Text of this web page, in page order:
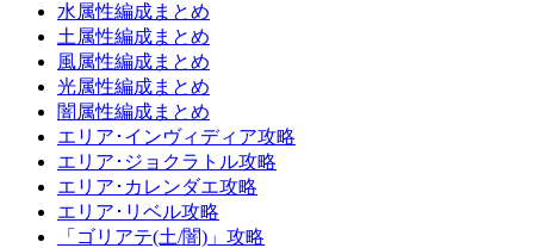
水属性編成まとめ
土属性編成まとめ
風属性編成まとめ
光属性編成まとめ
闇属性編成まとめ
エリア･インヴィディア攻略
エリア･ジョクラトル攻略
エリア･カレンダエ攻略
エリア･リベル攻略
「ゴリアテ(土/闇)」攻略